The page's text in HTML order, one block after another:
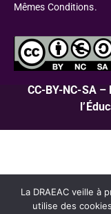
Mêmes Conditions.
CC-BY-NC-SA
La DRAEAC veille à
utilise des